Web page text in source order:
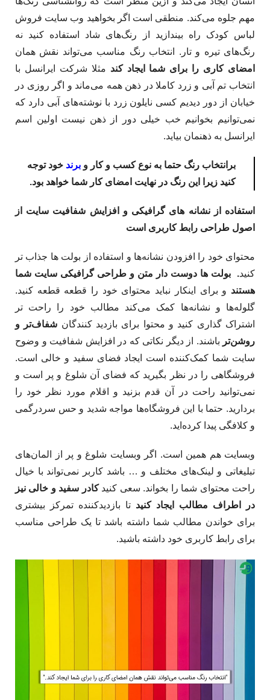
مهم جلوه می‌کند. منطقی است اگر بخواهید وب سایت فروش
لباس کودک راه بیندازید از رنگ‌های شاد استفاده کنید نه
رنگ‌های تیره و تار. انتخاب رنگ مناسب می‌تواند نقش همان
امضای کاری را برای شما ایجاد کند مثلا شرکت ایرانسل با
انتخاب تم آبی و زرد کاملا در ذهن همه می‌ماند و اگر روزی در
خیابان از دور دیدیم کسی نایلون زرد با نوشته‌های آبی دارد که
نمی‌توانیم بخوانیم خب خیلی دور از ذهن نیست اولین اسم
ایرانسل به ذهنمان بیاید.
برانتخاب رنگ حتما به نوع کسب و کار و برند خود توجه
کنید زیرا این رنگ در نهایت امضای کار شما خواهد بود.
استفاده از نشانه های گرافیکی و افزایش شفافیت سایت از
اصول طراحی رابط کاربری است
محتوای خود را افزودن نشانه‌ها و استفاده از بولت ها جذاب تر
کنید. بولت ها دوست دار متن و طراحی گرافیکی سایت شما
هستند و برای اینکار نباید محتوای خود را قطعه قطعه کنید.
گلوله‌ها و نشانه‌ها کمک می‌کند مطالب خود را راحت تر
اشتراک گذاری کنید و محتوا برای بازدید کنندگان شفاف‌تر و
روشن‌تر باشند. از دیگر نکاتی که در افزایش شفافیت و وضوح
سایت شما کمک‌کننده است ایجاد فضای سفید و خالی است.
فروشگاهی را در نظر بگیرید که فضای آن شلوغ و پر است و
نمی‌توانید راحت در آن قدم بزنید و اقلام مورد نظر خود را
بردارید. حتما با این فروشگاه‌ها مواجه شدید و حس سردرگمی
و کلافگی پیدا کرده‌اید.
وبسایت هم همین است. اگر وبسایت شلوغ و پر از المان‌های
تبلیغاتی و لینک‌های مختلف و … باشد کاربر نمی‌تواند با خیال
راحت محتوای شما را بخواند. سعی کنیدکادر سفید و خالی نیز
در اطراف مطالب ایجاد کنید تا بازدید‌کننده تمرکز بیشتری
برای خواندن مطالب شما داشته باشد تا یک طراحی مناسب
برای رابط کاربری خود داشته باشید.